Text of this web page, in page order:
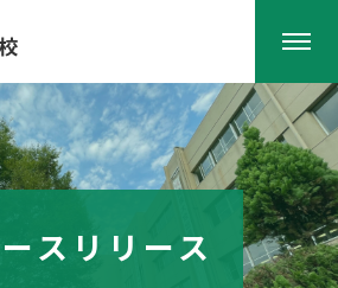
スリリース